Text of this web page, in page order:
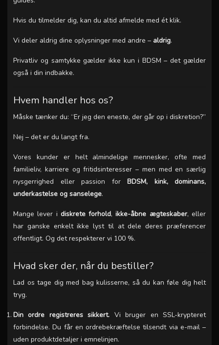
Hvis du tilmelder dig, kan du altid afmelde med ét klik.
Vi deler aldrig dine oplysninger med andre – aldrig.
Privatliv og samtykke gælder ikke kun i BDSM – det gælder
også i din indbakke.
Hvem handler hos os?
Måske tænker du: “Er jeg den eneste, der går op i diskretion?”
Nej – det er du langt fra.
Vores kunder er helt almindelige mennesker, ofte med
familieliv, karriere og fritidsinteresser – men med en særlig
nysgerrighed eller passion for BDSM, kink, dominans,
underkastelse og sanselege.
Mange lever i diskrete forhold,ikke-åbne ægteskaber, eller
har ganske enkelt ikke lyst til at dele deres præferencer
offentligt. Og det respekterer vi 100 %.
Hvad sker der, når du bestiller?
Lad os tage dig med bag kulisserne, så du kan føle dig helt
tryg.
Din ordre registreres sikkert. Vi bruger en SSL-krypteret
forbindelse. Du får en ordrebekræftelse tilsendt via e-mail –
uden produktdetaljer i emnelinjen.